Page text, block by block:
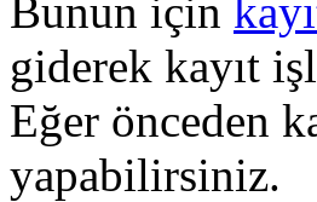
Bunun için
giderek kayıt
Eğer önceden
yapabilirsiniz.